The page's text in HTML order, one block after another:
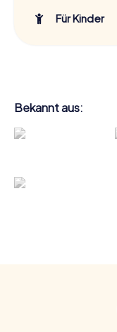
Für Kinder
Bekannt aus: